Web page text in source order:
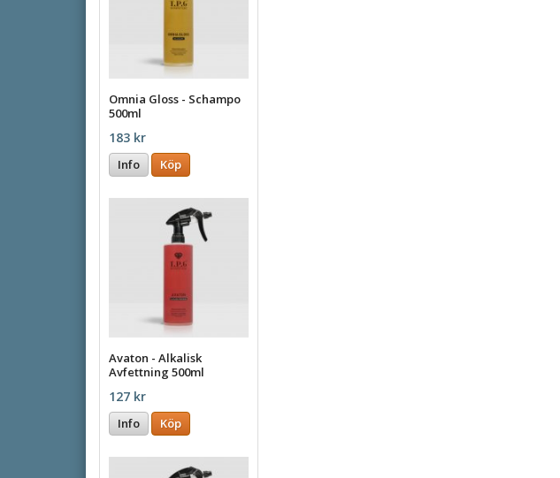
Omnia Gloss - Schampo
500ml
183 kr
Info Köp
Avaton - Alkalisk
Avfettning 500ml
127 kr
Info Köp